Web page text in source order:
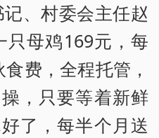
、村委会主任赵
只母鸡169元，每
费，全程托管，
，只要等着新鲜
了，每半个月送